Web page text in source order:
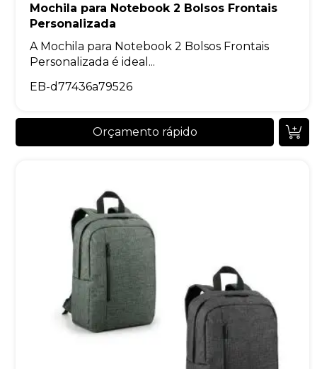
Mochila para Notebook 2 Bolsos Frontais
Personalizada
A Mochila para Notebook 2 Bolsos Frontais
Personalizada é ideal...
EB-d77436a79526
Orçamento rápido